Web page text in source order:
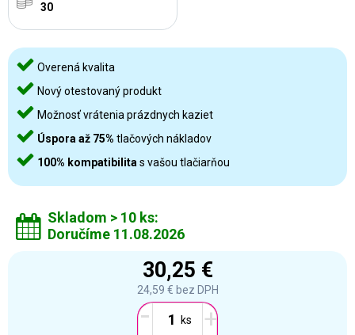
30
Overená kvalita
Nový otestovaný produkt
Možnosť vrátenia prázdnych kaziet
Úspora až 75% tlačových nákladov
100% kompatibilita s vašou tlačiarňou
Skladom > 10 ks:
Doručíme 11.08.2026
30,25 €
24,59 € bez DPH
- +